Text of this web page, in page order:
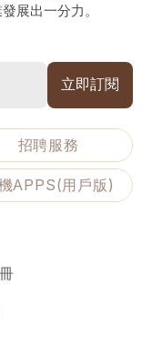
展出一分力。
招聘服務
APPS(用戶版)